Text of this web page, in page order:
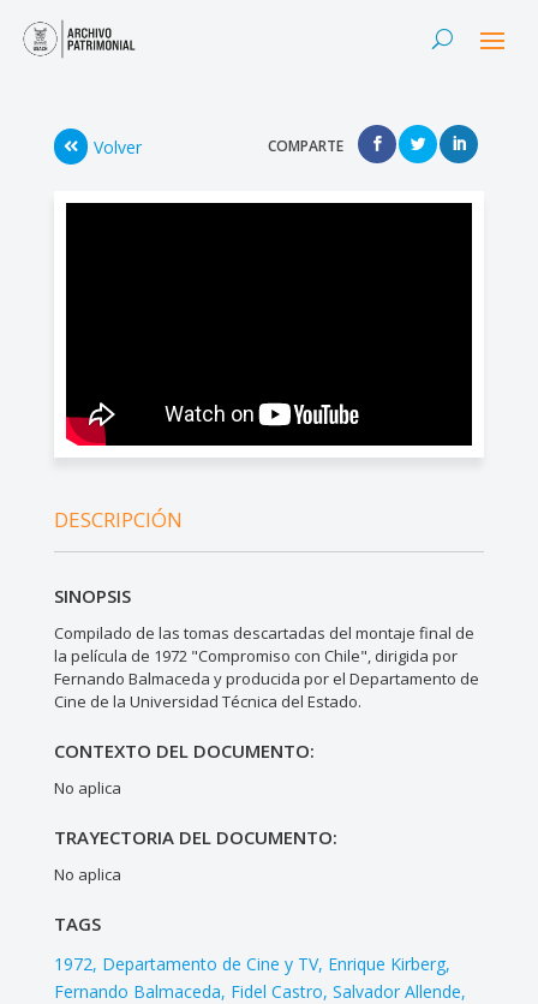
Volver COMPARTE
DESCRIPCIÓN
SINOPSIS
Compilado de las tomas descartadas del montaje final de
la película de 1972 "Compromiso con Chile", dirigida por
Fernando Balmaceda y producida por el Departamento de
Cine de la Universidad Técnica del Estado.
CONTEXTO DEL DOCUMENTO:
No aplica
TRAYECTORIA DEL DOCUMENTO:
No aplica
TAGS
1972 Departamento de Cine y TV Enrique Kirberg
Fernando Balmaceda Fidel Castro Salvador Allende